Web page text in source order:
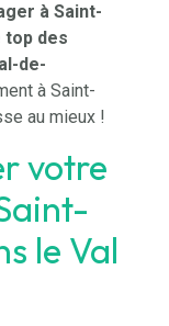
à Saint-
top des
de-
à Saint-
au mieux !
votre
le Val